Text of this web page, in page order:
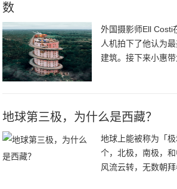
数
外国摄影师Ell Costi
人机拍下了他认为
建筑。接下来小惠
喜欢其中哪一个，
地球第三极，为什么是西藏？
地球上能被称为「
个，北极，南极，
风流云转，无数朝
区，数千里的路程